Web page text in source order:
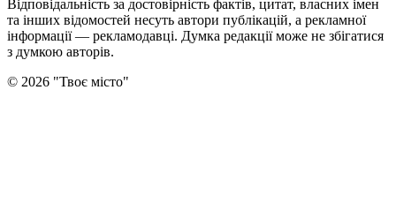
Відповідальність за достовірність фактів, цитат, власних імен
та інших відомостей несуть автори публікацій, а рекламної
інформації — рекламодавці. Думка редакцiї може не збiгатися
з думкою авторiв.
© 2026 "Твоє місто"